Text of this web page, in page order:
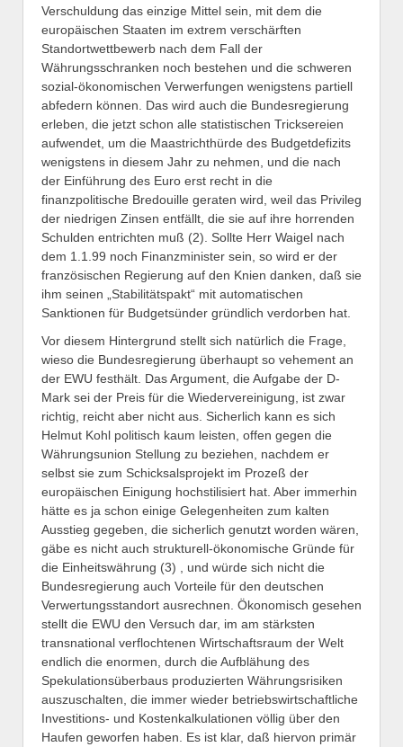
Verschuldung das einzige Mittel sein, mit dem die
europäischen Staaten im extrem verschärften
Standortwettbewerb nach dem Fall der
Währungsschranken noch bestehen und die schweren
sozial-ökonomischen Verwerfungen wenigstens partiell
abfedern können. Das wird auch die Bundesregierung
erleben, die jetzt schon alle statistischen Tricksereien
aufwendet, um die Maastrichthürde des Budgetdefizits
wenigstens in diesem Jahr zu nehmen, und die nach
der Einführung des Euro erst recht in die
finanzpolitische Bredouille geraten wird, weil das Privileg
der niedrigen Zinsen entfällt, die sie auf ihre horrenden
Schulden entrichten muß (2). Sollte Herr Waigel nach
dem 1.1.99 noch Finanzminister sein, so wird er der
französischen Regierung auf den Knien danken, daß sie
ihm seinen „Stabilitätspakt“ mit automatischen
Sanktionen für Budgetsünder gründlich verdorben hat.
Vor diesem Hintergrund stellt sich natürlich die Frage,
wieso die Bundesregierung überhaupt so vehement an
der EWU festhält. Das Argument, die Aufgabe der D-
Mark sei der Preis für die Wiedervereinigung, ist zwar
richtig, reicht aber nicht aus. Sicherlich kann es sich
Helmut Kohl politisch kaum leisten, offen gegen die
Währungsunion Stellung zu beziehen, nachdem er
selbst sie zum Schicksalsprojekt im Prozeß der
europäischen Einigung hochstilisiert hat. Aber immerhin
hätte es ja schon einige Gelegenheiten zum kalten
Ausstieg gegeben, die sicherlich genutzt worden wären,
gäbe es nicht auch strukturell-ökonomische Gründe für
die Einheitswährung (3) , und würde sich nicht die
Bundesregierung auch Vorteile für den deutschen
Verwertungsstandort ausrechnen. Ökonomisch gesehen
stellt die EWU den Versuch dar, im am stärksten
transnational verflochtenen Wirtschaftsraum der Welt
endlich die enormen, durch die Aufblähung des
Spekulationsüberbaus produzierten Währungsrisiken
auszuschalten, die immer wieder betriebswirtschaftliche
Investitions- und Kostenkalkulationen völlig über den
Haufen geworfen haben. Es ist klar, daß hiervon primär